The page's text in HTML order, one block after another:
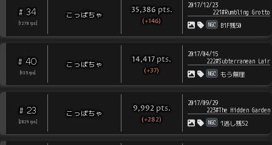
# 34
1278 rps
こっぱちゃ 35,386 pts.
(+146)
2017/12/23
221#Rumbling Grotto
NGC B1F残50
# 40
[935 rps
こっぱちゃ 14,417 pts.
(+37)
2017/04/15
222#Subterranean Lair
NGC もう無理
# 23
2829 rps
こっぱちゃ 9,992 pts.
(+282)
2017/09/29
223#The Hidden Garden
NGC 1逃し残52